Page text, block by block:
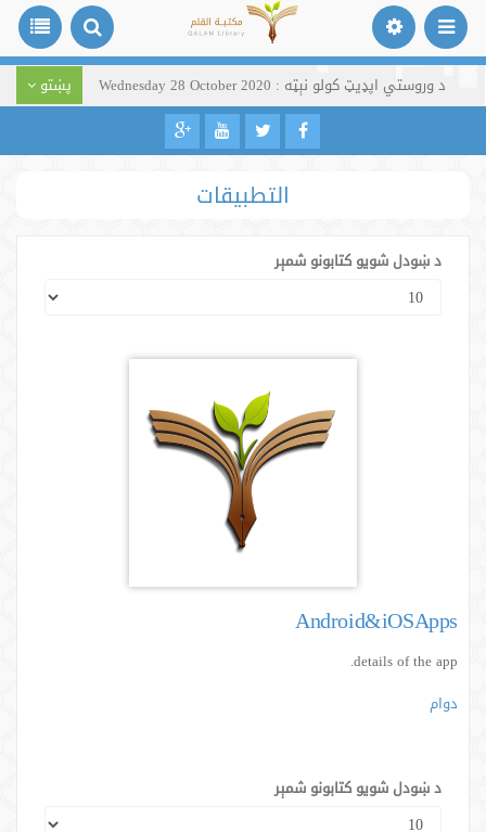
د وروستي اپډیټ کولو نېټه : Wednesday 28 October 2020 پښتو
التطبيقات
د ښودل شویو کتابونو شمېر
Android&iOSApps
details of the app.
دوام
د ښودل شویو کتابونو شمېر